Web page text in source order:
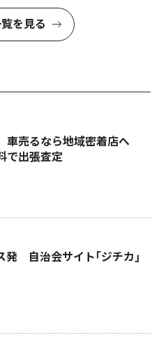
を見る
車売るなら地域密着店へ
で出張査定
発 自治会サイト｢ジチカ｣